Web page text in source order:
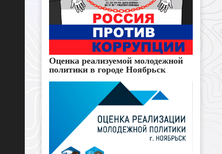
Оценка реализуемой молодежной
политики в городе Ноябрьск